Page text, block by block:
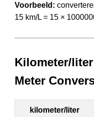
Voorbeeld:
15 km/L = 15 ×
Kilometer/
Meter
kilometer/liter